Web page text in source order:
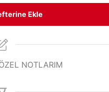
Ekle
NOTLARIM